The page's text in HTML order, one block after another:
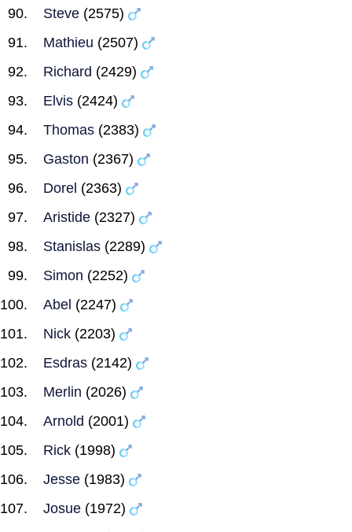
Steve (2575)
Mathieu (2507)
Richard (2429)
Elvis (2424)
Thomas (2383)
Gaston (2367)
Dorel (2363)
Aristide (2327)
Stanislas (2289)
Simon (2252)
Abel (2247)
Nick (2203)
Esdras (2142)
Merlin (2026)
Arnold (2001)
Rick (1998)
Jesse (1983)
Josue (1972)